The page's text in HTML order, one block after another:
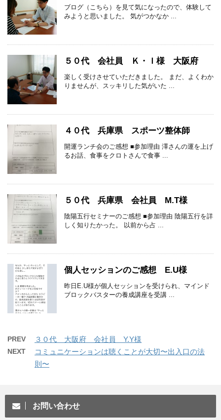
ブログ（こちら）を見て気になったので、体験して
みようと思いました。 気がつかなか ...
５０代 会社員 Ｋ・Ｉ様 大阪府
楽しく受けさせていただきました。 まだ、よくわか
りませんが、スッキリした気がいた ...
４０代 兵庫県 スポーツ整体師
開運ランチ会のご感想 ■参加理由 澤さんの運を上げ
るお話、食事をクロトさんで食事 ...
５０代 兵庫県 会社員 M.T様
陰陽五行セミナーのご感想 ■参加理由 陰陽五行を詳
しく知りたかった。 以前から占 ...
個人セッションのご感想 E.U様
昨日E.U様が個人セッションを受けられ、マインド
ブロックバスターの養成講座を受講 ...
PREV ３０代 大阪府 会社員 Y.Y様
NEXT
コミュニケーションは聴くことが大切〜出入口の法
則〜
お問い合わせ